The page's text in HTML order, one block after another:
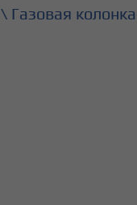
\ Газовая